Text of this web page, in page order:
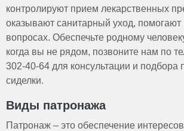
контролируют прием лекарственных
оказывают санитарный уход,
вопросах. Обеспечьте родному
когда вы не рядом, позвоните нам по
302-40-64 для консультации и подбора
сиделки.
Виды патронажа
Патронаж – это обеспечение